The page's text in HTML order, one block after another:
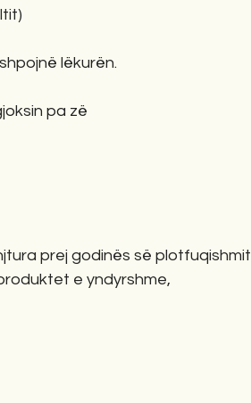
lëkurën.
pa zë
prej godinës së plotfuqishmit
e yndyrshme,